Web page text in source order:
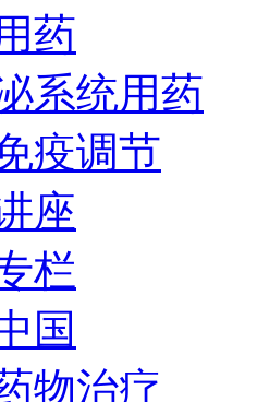
药
系统用药
疫调节
座
栏
国
物治疗